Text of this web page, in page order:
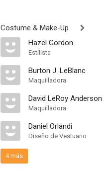
Costume & Make-Up
Hazel Gordon
Estilista
Burton J. LeBlanc
Maquilladora
David LeRoy Anderson
Maquilladora
Daniel Orlandi
Diseño de Vestuario
4 más